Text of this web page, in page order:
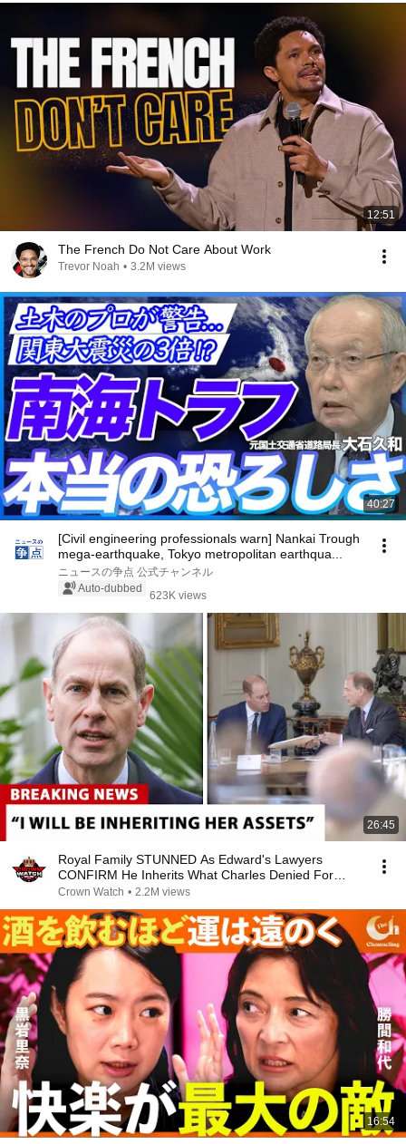
12:51
The French Do Not Care About Work
Trevor Noah • 3.2M views
40:27
[Civil engineering professionals warn] Nankai Trough
mega-earthquake, Tokyo metropolitan earthqua...
ニュースの争点 公式チャンネル
Auto-dubbed
623K views
26:45
Royal Family STUNNED As Edward's Lawyers
CONFIRM He Inherits What Charles Denied For
Years!
Crown Watch • 2.2M views
16:54